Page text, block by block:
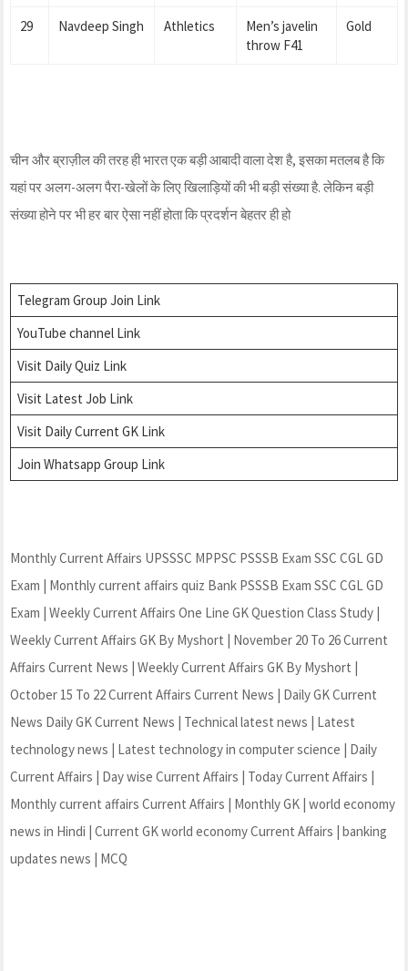
29 Navdeep Singh Athletics
Men’s javelin
throw F41
Gold
चीन और ब्राज़ील की तरह ही भारत एक बड़ी आबादी वाला देश है, इसका मतलब है कि
यहां पर अलग-अलग पैरा-खेलों के लिए खिलाड़ियों की भी बड़ी संख्या है. लेकिन बड़ी
संख्या होने पर भी हर बार ऐसा नहीं होता कि प्रदर्शन बेहतर ही हो
Telegram Group Join Link
YouTube channel Link
Visit Daily Quiz Link
Visit Latest Job Link
Visit Daily Current GK Link
Join Whatsapp Group Link
Monthly Current Affairs UPSSSC MPPSC PSSSB Exam SSC CGL GD
Exam | Monthly current affairs quiz Bank PSSSB Exam SSC CGL GD
Exam | Weekly Current Affairs One Line GK Question Class Study |
Weekly Current Affairs GK By Myshort | November 20 To 26 Current
Affairs Current News | Weekly Current Affairs GK By Myshort |
October 15 To 22 Current Affairs Current News | Daily GK Current
News Daily GK Current News | Technical latest news | Latest
technology news | Latest technology in computer science | Daily
Current Affairs | Day wise Current Affairs | Today Current Affairs |
Monthly current affairs Current Affairs | Monthly GK | world economy
news in Hindi | Current GK world economy Current Affairs | banking
updates news | MCQ